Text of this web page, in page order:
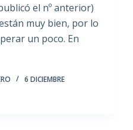
el nº anterior)
muy bien, por lo
un poco. En
6 DICIEMBRE